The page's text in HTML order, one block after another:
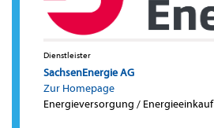
Dienstleister
SachsenEnergie AG
Zur Homepage
Energieversorgung / Energieeinkauf